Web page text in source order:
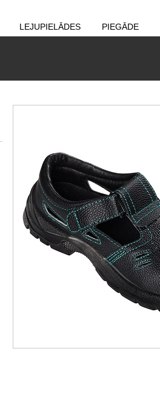
LEJUPIELĀDES PIEGĀDE